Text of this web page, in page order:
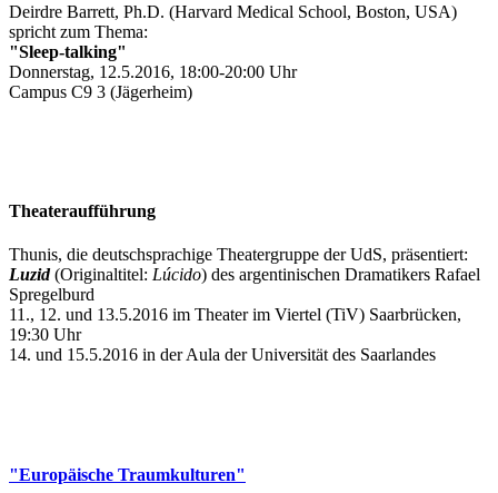
Deirdre Barrett, Ph.D. (Harvard Medical School, Boston, USA)
spricht zum Thema:
"Sleep-talking"
Donnerstag, 12.5.2016, 18:00-20:00 Uhr
Campus C9 3 (Jägerheim)
Theateraufführung
Thunis, die deutschsprachige Theatergruppe der UdS, präsentiert:
Luzid(Originaltitel: Lúcido) des argentinischen Dramatikers Rafael
Spregelburd
11., 12. und 13.5.2016 im Theater im Viertel (TiV) Saarbrücken,
19:30 Uhr
14. und 15.5.2016 in der Aula der Universität des Saarlandes
"Europäische Traumkulturen"